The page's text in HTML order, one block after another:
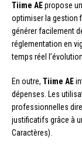
Tiime AEpropose
optimiser la gestion
générer facilement
réglementation en
temps réel
En outre, Tiime AE
dépenses. Les
professionnelles
justificatifs grâce à
Caractères).